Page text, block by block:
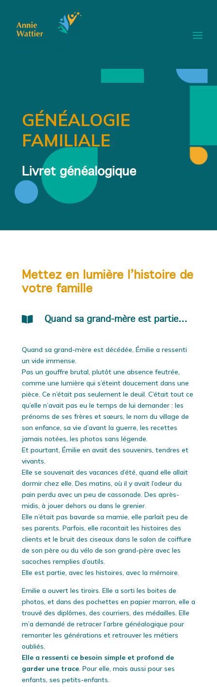
GÉNÉALOGIE
FAMILIALE
Livret généalogique
Mettez en lumière l’histoire de
votre famille
 Quand sa grand-mère est partie…
Quand sa grand-mère est décédée, Émilie a ressenti
un vide immense.
Pas un gouffre brutal, plutôt une absence feutrée,
comme une lumière qui s’éteint doucement dans une
pièce. Ce n’était pas seulement le deuil. C’était tout ce
qu’elle n’avait pas eu le temps de lui demander : les
prénoms de ses frères et sœurs, le nom du village de
son enfance, sa vie d’avant la guerre, les recettes
jamais notées, les photos sans légende.
Et pourtant, Émilie en avait des souvenirs, tendres et
vivants.
Elle se souvenait des vacances d’été, quand elle allait
dormir chez elle. Des matins, où il y avait l’odeur du
pain perdu avec un peu de cassonade. Des après-
midis, à jouer dehors ou dans le grenier.
Elle n’était pas bavarde sa mamie, elle parlait peu de
ses parents. Parfois, elle racontait les histoires des
clients et le bruit des ciseaux dans le salon de coiffure
de son père ou du vélo de son grand-père avec les
sacoches remplies d’outils.
Elle est partie, avec les histoires, avec la mémoire.
Emilie a ouvert les tiroirs. Elle a sorti les boites de
photos, et dans des pochettes en papier marron, elle a
trouvé des diplômes, des courriers, des médailles. Elle
m’a demandé de retracer l’arbre généalogique pour
remonter les générations et retrouver les métiers
oubliés.
Elle a ressenti ce besoin simple et profond de
garder une trace. Pour elle, mais aussi pour ses
enfants, ses petits-enfants.